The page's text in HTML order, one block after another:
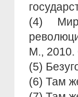
(4)
М., 2010.
(5)
(6) Там